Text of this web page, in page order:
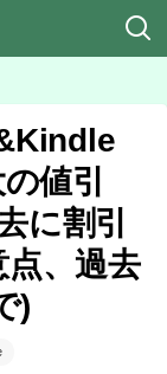
値引
に割引
、過去
)